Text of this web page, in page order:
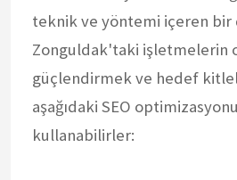
teknik ve yöntemi içeren bir
Zonguldak'taki işletmelerin
güçlendirmek ve hedef
aşağıdaki SEO
kullanabilirler: